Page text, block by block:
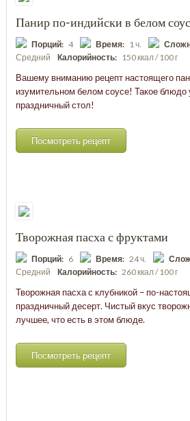
Панир по-индийски в белом
Порций: 4 Время: 1 ч.
Средний
Калорийность: 150 ккал / 100 г
Вашему вниманию рецепт настоящего
изумительном белом соусе! Такое блюдо
праздничный стол!
Посмотреть рецепт
Творожная пасха с фруктами
Порций: 6 Время: 24 ч.
Средний
Калорийность: 260 ккал / 100 г
Творожная пасха с клубникой – по-
праздничный десерт. Чистый вкус
лучшее, что есть в этом блюде.
Посмотреть рецепт